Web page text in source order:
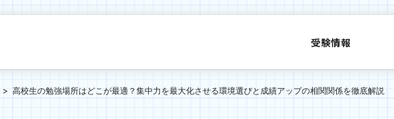
受験情報
高校生の勉強場所はどこが最適？集中力を最大化させる環境選びと成績アップの相関関係を徹底解説